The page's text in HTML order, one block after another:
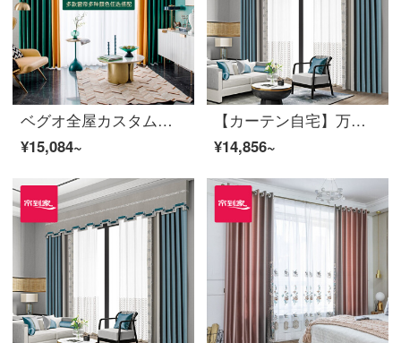
ベグオ全屋カスタムカーテンファブリック生の无料ドア取り付け测定绵リネン混紡カーテンファブリック生のカーテンレース全店デザインカーテンレバーカーテン2室1ホール(3窓)全店选択デザイン
¥15,084~
【カーテン自宅】万里の長城カーテンの完成品オーダーメードダウンウィンドウの高遮光リビングルームのジャカード定型化ステッチ取付JBLW-011 Sフック/カーテンヘッドを含まない(高さ2.6 m以内で改変可能)XLカーテンのセット/ダブルオープン(適用窓の幅4.1-4.4 m)
¥14,856~